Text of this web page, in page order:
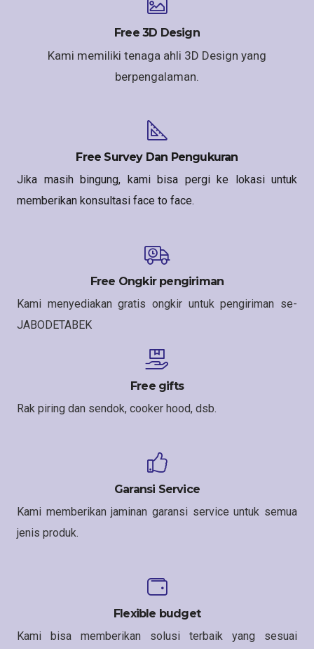
Free 3D Design
Kami memiliki tenaga ahli 3D Design yang
berpengalaman.
Free Survey Dan Pengukuran
Jika masih bingung, kami bisa pergi ke lokasi untuk
memberikan konsultasi face to face.
Free Ongkir pengiriman
Kami menyediakan gratis ongkir untuk pengiriman se-
JABODETABEK
Free gifts
Rak piring dan sendok, cooker hood, dsb.
Garansi Service
Kami memberikan jaminan garansi service untuk semua
jenis produk.
Flexible budget
Kami bisa memberikan solusi terbaik yang sesuai